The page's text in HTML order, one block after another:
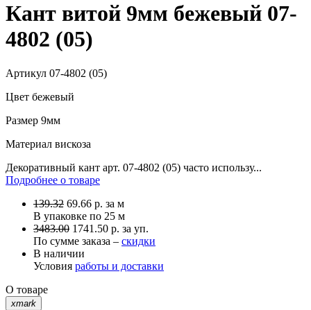
Кант витой 9мм бежевый 07-
4802 (05)
Артикул 07-4802 (05)
Цвет бежевый
Размер 9мм
Материал вискоза
Декоративный кант арт. 07-4802 (05) часто использу...
Подробнее о товаре
139.32 69.66 р. за м
В упаковке по 25 м
3483.00 1741.50 р. за уп.
По сумме заказа – скидки
В наличии
Условия работы и доставки
О товаре
xmark